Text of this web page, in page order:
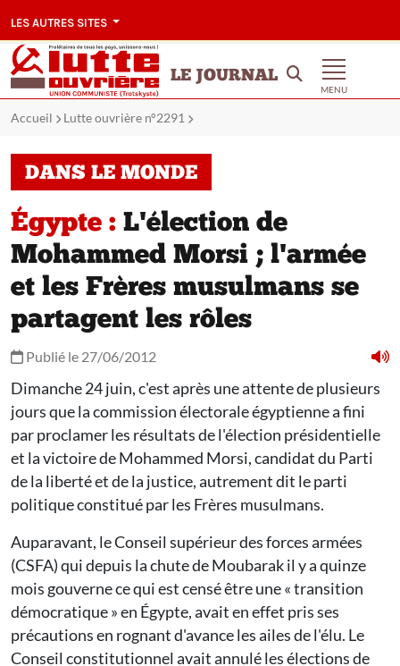
LES AUTRES SITES
LE JOURNAL
MENU
Accueil Lutte ouvrière n°2291
DANS LE MONDE
Égypte : L'élection de
Mohammed Morsi ; l'armée
et les Frères musulmans se
partagent les rôles
Publié le 27/06/2012
Dimanche 24 juin, c'est après une attente de plusieurs
jours que la commission électorale égyptienne a fini
par proclamer les résultats de l'élection présidentielle
et la victoire de Mohammed Morsi, candidat du Parti
de la liberté et de la justice, autrement dit le parti
politique constitué par les Frères musulmans.
Auparavant, le Conseil supérieur des forces armées
(CSFA) qui depuis la chute de Moubarak il y a quinze
mois gouverne ce qui est censé être une « transition
démocratique » en Égypte, avait en effet pris ses
précautions en rognant d'avance les ailes de l'élu. Le
Conseil constitutionnel avait annulé les élections de